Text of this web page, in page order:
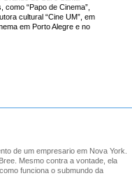
“Papo de Cinema”,
cultural “Cine UM”, em
em Porto Alegre e no
de um empresario em Nova York.
Mesmo contra a vontade, ela
funciona o submundo da